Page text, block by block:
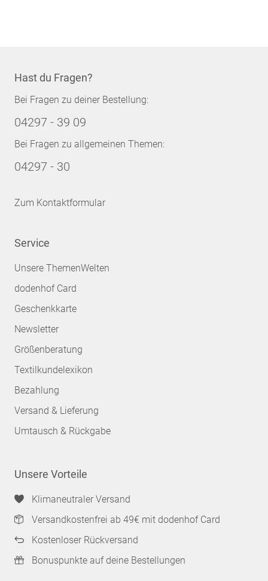
Hast du Fragen?
Bei Fragen zu deiner Bestellung:
04297 - 39 09
Bei Fragen zu allgemeinen Themen:
04297 - 30
Zum Kontaktformular
Service
Unsere ThemenWelten
dodenhof Card
Geschenkkarte
Newsletter
Größenberatung
Textilkundelexikon
Bezahlung
Versand & Lieferung
Umtausch & Rückgabe
Unsere Vorteile
Klimaneutraler Versand
Versandkostenfrei ab 49€ mit dodenhof Card
Kostenloser Rückversand
Bonuspunkte auf deine Bestellungen